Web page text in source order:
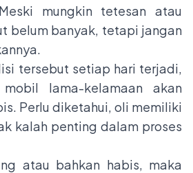
mungkin tetesan atau
belum banyak, tetapi jangan
tersebut setiap hari terjadi,
lama-kelamaan akan
Perlu diketahui, oli memiliki
kalah penting dalam proses
atau bahkan habis, maka